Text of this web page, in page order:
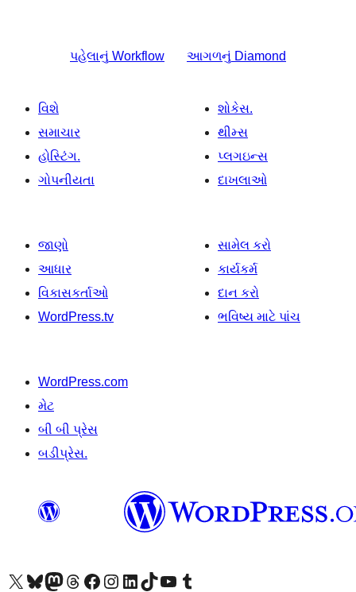
પહેલાનું Workflow આગળનું Diamond
વિશે
સમાચાર
હોસ્ટિંગ.
ગોપનીયતા
શોકેસ.
થીમ્સ
પ્લગઇન્સ
દાખલાઓ
જાણો
આધાર
વિકાસકર્તાઓ
WordPress.tv
સામેલ કરો
કાર્યકર્મ
દાન કરો
ભવિષ્ય માટે પાંચ
WordPress.com
મેટ
બી બી પ્રેસ
બડીપ્રેસ.
અમારા X (અગાઉ ટ્વિટર) એકાઉન્ટની મુલાકાત લોઅમારા Bluesky એકાઉન્ટની મુલાકાત લોઅમારા માસ્ટોડોન એકાઉન્ટની મુલાકાત લોઅમારા Threads એકાઉન્ટની મુલાકાત લો અમારા ફેસબુક પેજની મુલાકાત લોઅમારા ઇન્સ્ટાગ્રામ એકાઉન્ટની મુલાકાત લો અમારા LinkedIn એકાઉન્ટની મુલાકાત લોઅમારા TikTok એકાઉન્ટની મુલાકાત લોઅમારી YouTube ચેનલની મુલાકાત લો અમારા Tumblr એકાઉન્ટની મુલાકાત લો